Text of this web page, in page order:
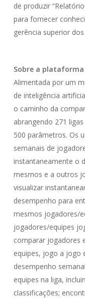
de produzir
para fornecer
gerência superior
Sobre a
Alimentada por um
de inteligência
o caminho da
abrangendo 271
500 parâmetros. Os
semanais de
instantaneamente o
mesmos e a outros
visualizar
desempenho para
mesmos jogadores/
jogadores/equipes
comparar jogadores
equipes, jogo a jogo
desempenho
equipes na liga,
classificações;